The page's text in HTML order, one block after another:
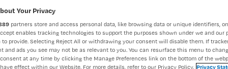
Your Privacy
partners store and access personal data, like browsing data or unique identifiers,
enables tracking technologies to support the purposes shown under we and our
to provide. Selecting Reject All or withdrawing your consent will disable them. If
and ads you see may not be as relevant to you. You can resurface this menu to
at any time by clicking the Manage Preferences link on the bottom of the
effect within our Website. For more details, refer to our Privacy Policy. Privacy